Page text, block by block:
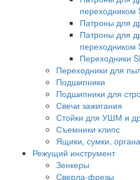
переходником
Патроны для
Патроны для
переходником
Переходники
Переходники для
Подшипники
Подшипники для
Свечи зажигания
Стойки для УШМ и
Съемники клипс
Ящики, сумки,
Режущий инструмент
Зенкеры
Сверла-фрезы